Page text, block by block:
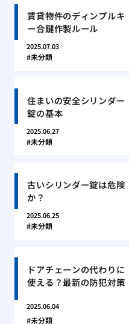
賃貸物件のディンプルキ
ー合鍵作製ルール
2025.07.03
未分類
住まいの安全シリンダー
錠の基本
2025.06.27
未分類
古いシリンダー錠は危険
か？
2025.06.25
未分類
ドアチェーンの代わりに
使える？最新の防犯対策
2025.06.04
未分類